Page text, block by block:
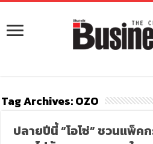
Tag Archives:OZO
ปลายปีนี้ “โอโซ่” ชวนแพ็คก